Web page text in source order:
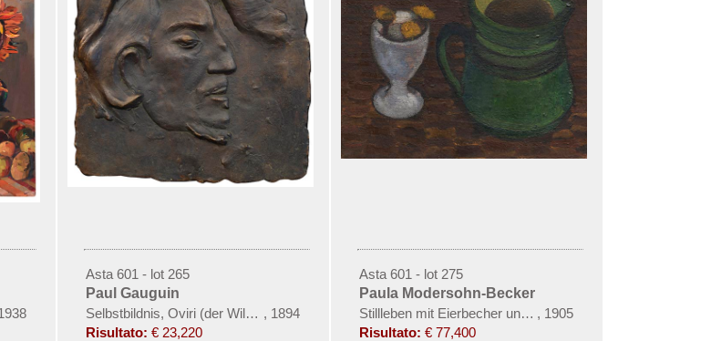
Asta 601 - lot 265
Paul Gauguin
Selbstbildnis, Oviri (der Wilde) , 1894
Risultato: € 23,220
Asta 601 - lot 275
Paula Modersohn-Becker
Stillleben mit Eierbecher und grünem Henkeltopf
, 1905
Risultato: € 77,400